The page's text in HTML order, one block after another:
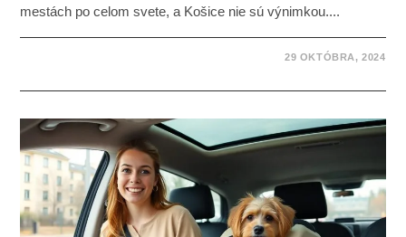
mestách po celom svete, a Košice nie sú výnimkou....
29 OKTÓBRA, 2024